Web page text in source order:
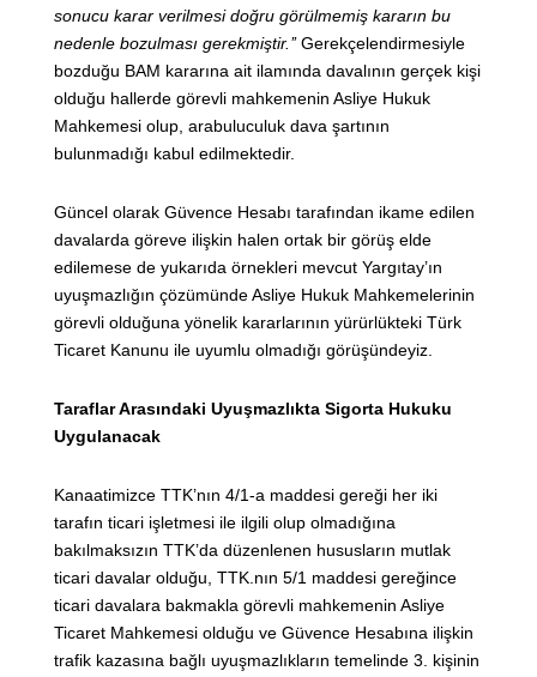
sonucu karar verilmesi doğru görülmemiş kararın bu
nedenle bozulması gerekmiştir.’’Gerekçelendirmesiyle
bozduğu BAM kararına ait ilamında davalının gerçek kişi
olduğu hallerde görevli mahkemenin Asliye Hukuk
Mahkemesi olup, arabuluculuk dava şartının
bulunmadığı kabul edilmektedir.
Güncel olarak Güvence Hesabı tarafından ikame edilen
davalarda göreve ilişkin halen ortak bir görüş elde
edilemese de yukarıda örnekleri mevcut Yargıtay’ın
uyuşmazlığın çözümünde Asliye Hukuk Mahkemelerinin
görevli olduğuna yönelik kararlarının yürürlükteki Türk
Ticaret Kanunu ile uyumlu olmadığı görüşündeyiz.
Taraflar Arasındaki Uyuşmazlıkta Sigorta Hukuku
Uygulanacak
Kanaatimizce TTK’nın 4/1-a maddesi gereği her iki
tarafın ticari işletmesi ile ilgili olup olmadığına
bakılmaksızın TTK’da düzenlenen hususların mutlak
ticari davalar olduğu, TTK.nın 5/1 maddesi gereğince
ticari davalara bakmakla görevli mahkemenin Asliye
Ticaret Mahkemesi olduğu ve Güvence Hesabına ilişkin
trafik kazasına bağlı uyuşmazlıkların temelinde 3. kişinin